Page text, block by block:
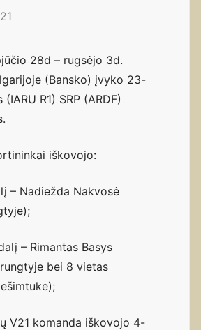
28d – rugsėjo 3d.
(Bansko) įvyko 23-
R1) SRP (ARDF)
iškovojo:
– Nadiežda Nakvosė
– Rimantas Basys
bei 8 vietas
V21 komanda iškovojo 4-